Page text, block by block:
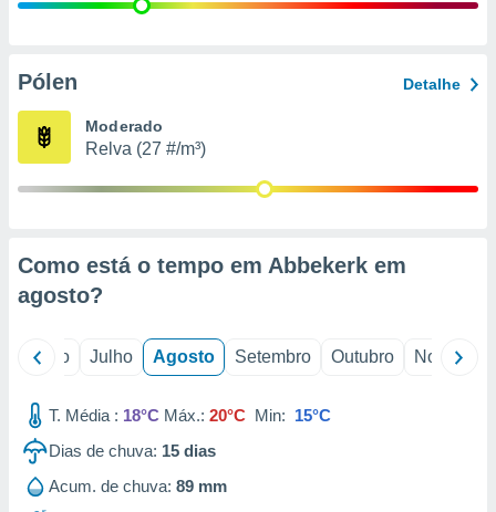
e
de
Pólen Detalhe
Moderado
Relva (27 #/m³)
Como está o tempo em Abbekerk em
agosto?
Junho Julho Agosto Setembro Outubro Novembro
T. Média : 18°C Máx.: 20°C Min: 15°C
Dias de chuva: 15 dias
Acum. de chuva: 89 mm